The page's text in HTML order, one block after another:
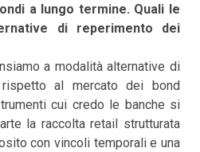
a lungo termine. Quali le
di reperimento dei
a modalità alternative di
al mercato dei bond
cui credo le banche si
la raccolta retail strutturata
con vincoli temporali e una